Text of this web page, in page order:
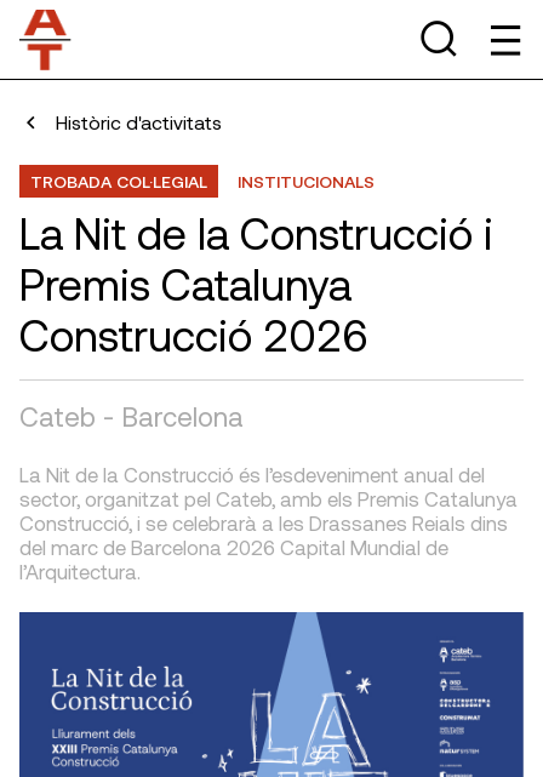
Històric d'activitats
TROBADA COL·LEGIAL INSTITUCIONALS
La Nit de la Construcció i
Premis Catalunya
Construcció 2026
Cateb - Barcelona
La Nit de la Construcció és l’esdeveniment anual del
sector, organitzat pel Cateb, amb els Premis Catalunya
Construcció, i se celebrarà a les Drassanes Reials dins
del marc de Barcelona 2026 Capital Mundial de
l’Arquitectura.